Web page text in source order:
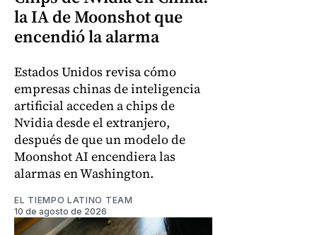
la IA de Moonshot que
encendió la alarma
Estados Unidos revisa cómo
empresas chinas de inteligencia
artificial acceden a chips de
Nvidia desde el extranjero,
después de que un modelo de
Moonshot AI encendiera las
alarmas en Washington.
EL TIEMPO LATINO TEAM
10 de agosto de 2026